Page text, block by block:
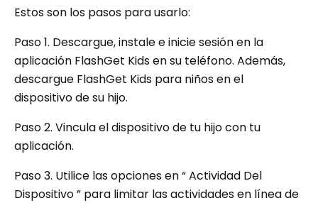
Estos son los pasos para usarlo:
Paso 1. Descargue, instale e inicie sesión en la
aplicación FlashGet Kids en su teléfono. Además,
descargue FlashGet Kids para niños en el
dispositivo de su hijo.
Paso 2. Vincula el dispositivo de tu hijo con tu
aplicación.
Paso 3. Utilice las opciones en “ Actividad Del
Dispositivo ” para limitar las actividades en línea de